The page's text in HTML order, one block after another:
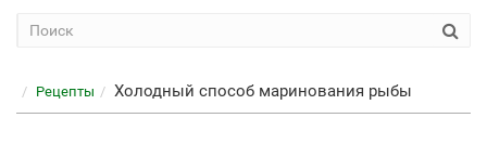
Рецепты Холодный способ маринования рыбы